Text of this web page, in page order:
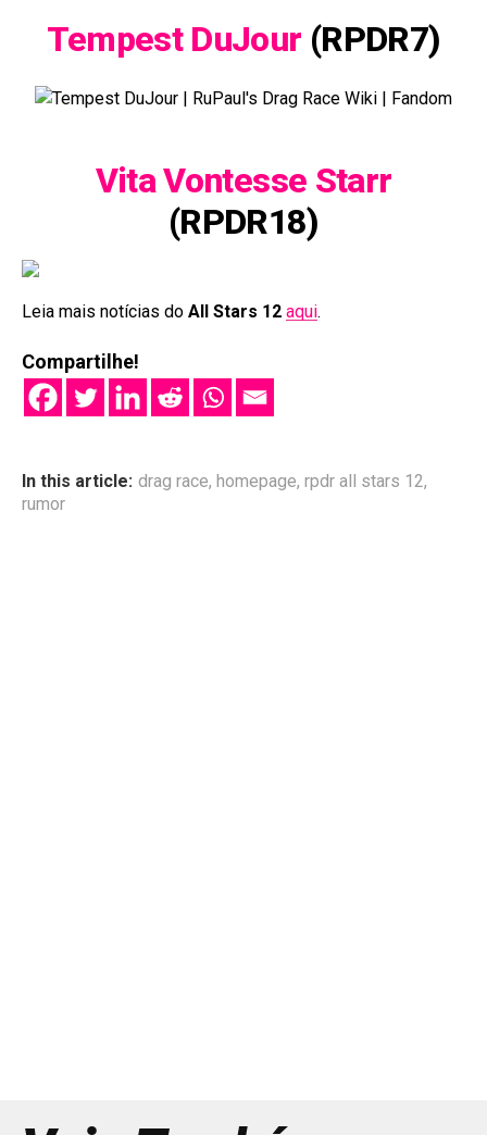
Tempest DuJour (RPDR7)
Vita Vontesse Starr
(RPDR18)
Leia mais notícias do All Stars 12 aqui.
Compartilhe!
In this article: drag race, homepage, rpdr all stars 12,
rumor